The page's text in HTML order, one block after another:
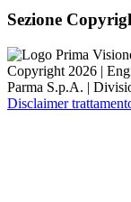
Sezione
Copyright 2026 |
Parma S.p.A. |
Disclaimer